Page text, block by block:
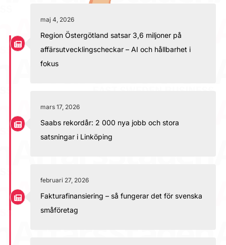
maj 4, 2026
Region Östergötland satsar 3,6 miljoner på
affärsutvecklingscheckar – AI och hållbarhet i
fokus
mars 17, 2026
Saabs rekordår: 2 000 nya jobb och stora
satsningar i Linköping
februari 27, 2026
Fakturafinansiering – så fungerar det för svenska
småföretag